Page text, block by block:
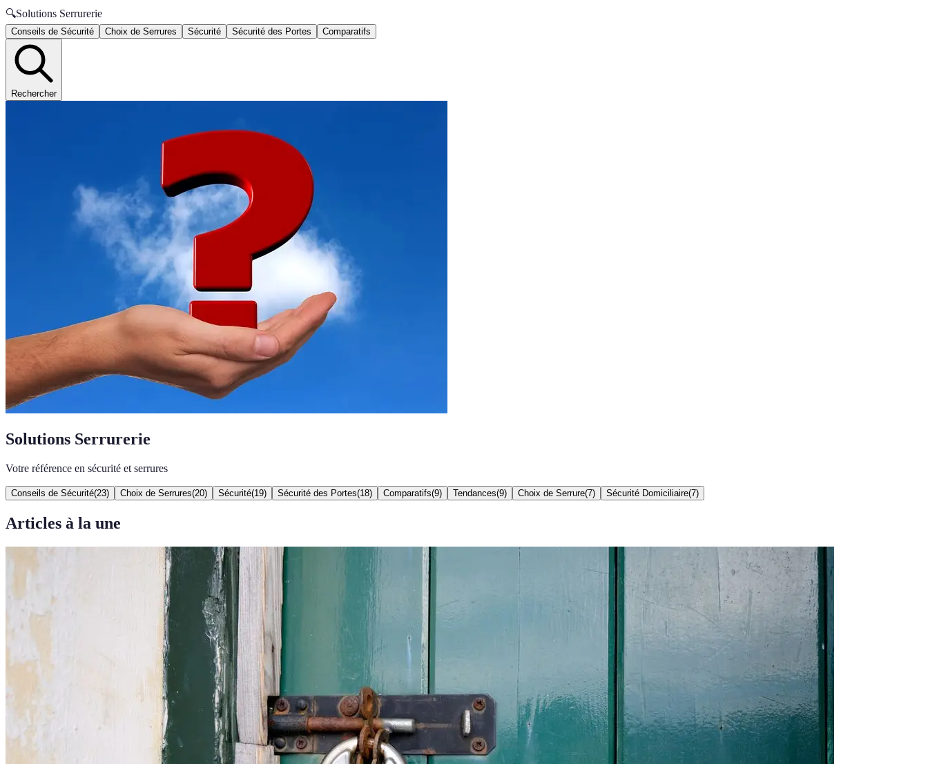
🔍Solutions Serrurerie
Conseils de Sécurité Choix de Serrures Sécurité Sécurité des Portes Comparatifs
Rechercher
Solutions Serrurerie
Votre référence en sécurité et serrures
Conseils de Sécurité(23) Choix de Serrures(20) Sécurité(19) Sécurité des Portes(18) Comparatifs(9) Tendances(9) Choix de Serrure(7) Sécurité Domiciliaire(7)
Articles à la une